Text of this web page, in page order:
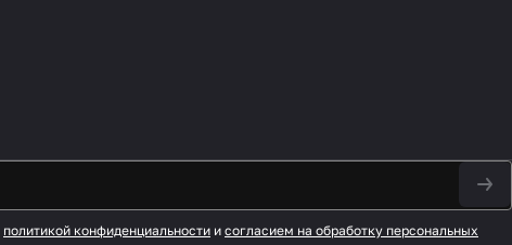
политикой конфиденциальности и согласием на обработку персональных